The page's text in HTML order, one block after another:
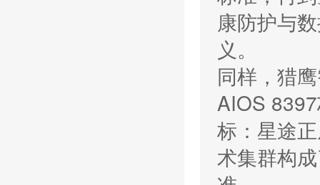
康防护与
义。
同样，猎
AIOS
标：星途
术集群构